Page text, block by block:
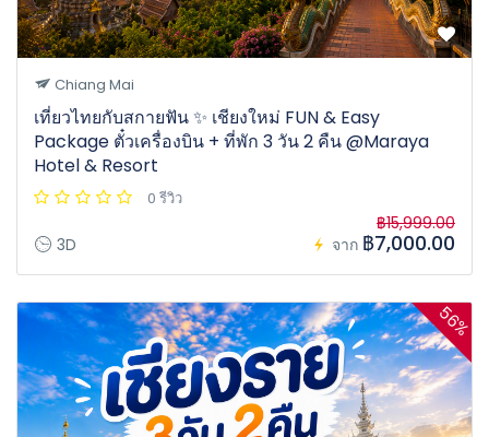
Chiang Mai
เที่ยวไทยกับสกายฟัน ✨ เชียงใหม่ FUN & Easy
Package ตั๋วเครื่องบิน + ที่พัก 3 วัน 2 คืน @Maraya
Hotel & Resort
0 รีวิว
3D จาก
฿15,999.00
฿7,000.00
56%